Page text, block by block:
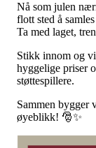
Nå som julen
flott sted å
Ta med laget,
Stikk innom og
hyggelige priser
støttespillere.
Sammen bygger
øyeblikk! 🎅✨